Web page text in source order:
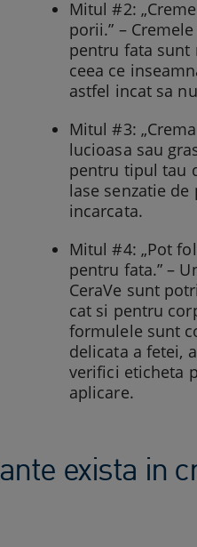
Mitul #2:
porii.” –
pentru fata sunt
ceea ce
astfel incat sa
Mitul #3:
lucioasa sau
pentru tipul tau
lase senzatie de
incarcata.
Mitul #4: „Pot
pentru fata.” –
CeraVe sunt
cat si pentru
formulele sunt
delicata a fetei,
verifici eticheta
aplicare.
exista in